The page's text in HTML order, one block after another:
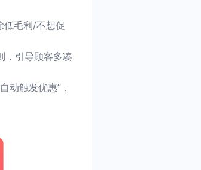
低毛利/不想促
，引导顾客多凑
动触发优惠”，